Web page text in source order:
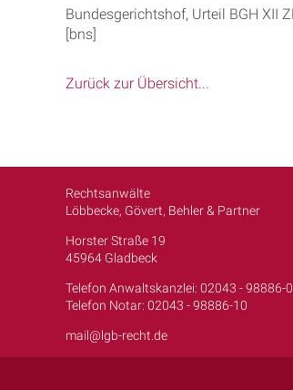
Bundesgerichtshof, Urteil BGH XII
[bns]
Zurück zur Übersicht...
Rechtsanwälte
Löbbecke, Gövert, Behler & Partner
Horster Straße 19
45964 Gladbeck
Telefon Anwaltskanzlei: 02043 - 98886-0
Telefon Notar: 02043 - 98886-10
mail@lgb-recht.de